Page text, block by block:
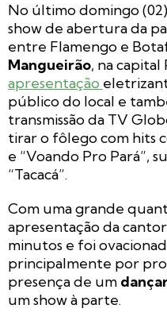
No último domingo
show de abertura da
entre Flamengo e
Mangueirão, na capital
apresentação
público do local e
transmissão da TV
tirar o fôlego com hits
e “Voando Pro Pará”,
“Tacacá”.
Com uma grande
apresentação da
minutos e foi
principalmente por
presença de um
um show à parte.